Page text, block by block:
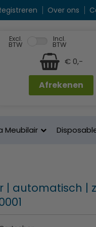
Over ons
Excl.
BTW
Incl.
BTW
€ 0,-
Afrekenen
Meubilair
| automatisch |